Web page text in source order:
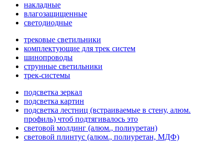
накладные
влагозащищенные
светодиодные
трековые светильники
комплектующие для трек систем
шинопроводы
струнные светильники
трек-системы
подсветка зеркал
подсветка картин
подсветка лестниц (встраиваемые в стену, алюм.
профиль) чтоб подтягивалось это
световой молдинг (алюм., полиуретан)
световой плинтус (алюм., полиуретан, МДФ)